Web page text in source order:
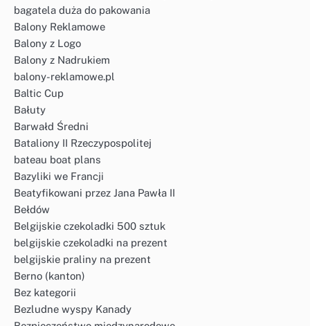
bagatela duża do pakowania
Balony Reklamowe
Balony z Logo
Balony z Nadrukiem
balony-reklamowe.pl
Baltic Cup
Bałuty
Barwałd Średni
Bataliony II Rzeczypospolitej
bateau boat plans
Bazyliki we Francji
Beatyfikowani przez Jana Pawła II
Bełdów
Belgijskie czekoladki 500 sztuk
belgijskie czekoladki na prezent
belgijskie praliny na prezent
Berno (kanton)
Bez kategorii
Bezludne wyspy Kanady